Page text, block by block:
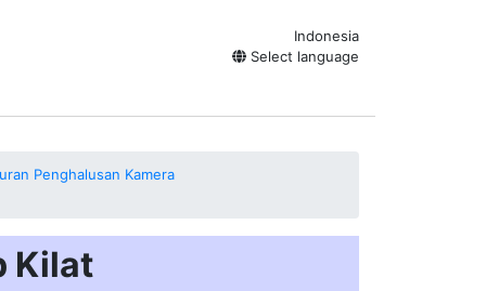
Indonesia
Select language
Penghalusan Kamera
Kilat